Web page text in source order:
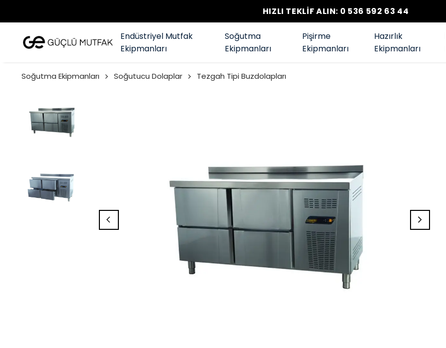
HIZLI TEKLİF ALIN: 0 536 592 63 44
Endüstriyel Mutfak
Ekipmanları
Soğutma
Ekipmanları
Pişirme
Ekipmanları
Hazırlık
Ekipmanları
Soğutma Ekipmanları Soğutucu Dolaplar Tezgah Tipi Buzdolapları